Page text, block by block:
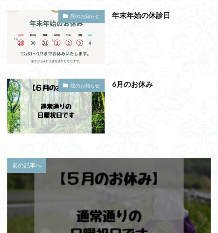
院のお知らせ 年末年始の休診日
院のお知らせ 6月のお休み
前の記事へ